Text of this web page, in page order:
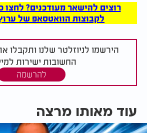
רוצים להישאר מעודכנים? לחצו
לקבוצות הוואטסאפ של ערוץ 2000
הירשמו לניוזלטר שלנו ותקבלו
החשובות ישירות
להרשמה
עוד מאותו מרצה